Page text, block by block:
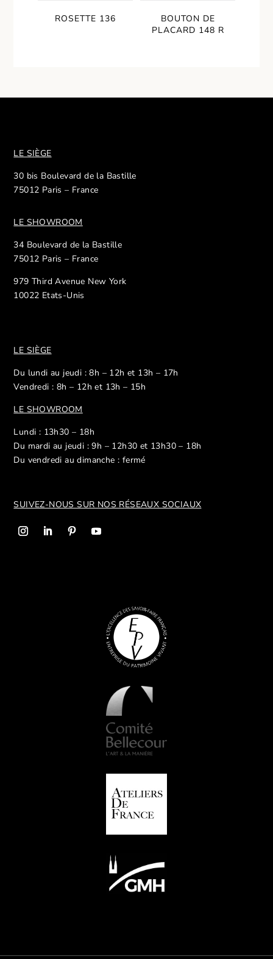
ROSETTE 136
BOUTON DE
PLACARD 148 R
LE SIÈGE
30 bis Boulevard de la Bastille
75012 Paris – France
LE SHOWROOM
34 Boulevard de la Bastille
75012 Paris – France
979 Third Avenue New York
10022 Etats-Unis
LE SIÈGE
Du lundi au jeudi : 8h – 12h et 13h – 17h
Vendredi : 8h – 12h et 13h – 15h
LE SHOWROOM
Lundi : 13h30 – 18h
Du mardi au jeudi : 9h – 12h30 et 13h30 – 18h
Du vendredi au dimanche : fermé
SUIVEZ-NOUS SUR NOS RÉSEAUX SOCIAUX